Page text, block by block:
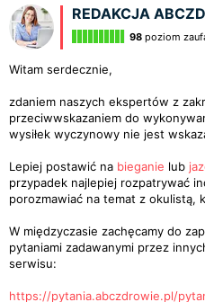
REDAKCJA
98 poziom
Witam serdecznie,
zdaniem naszych ekspertów z
przeciwwskazaniem do
wysiłek wyczynowy nie jest
Lepiej postawić na bieganie lub
przypadek najlepiej rozpatrywać
porozmawiać na temat z okulistą,
W międzyczasie zachęcamy do
pytaniami zadawanymi przez
serwisu:
https://pytania.abczdrowie.pl/